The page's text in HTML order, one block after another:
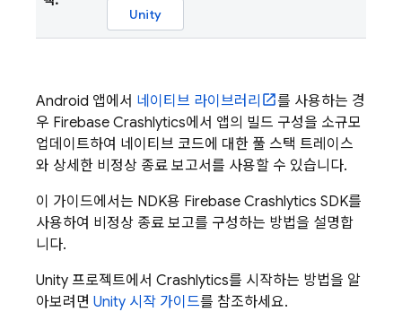
Unity
Android 앱에서 네이티브 라이브러리
를 사용하는 경
우 Firebase Crashlytics에서 앱의 빌드 구성을 소규모
업데이트하여 네이티브 코드에 대한 풀 스택 트레이스
와 상세한 비정상 종료 보고서를 사용할 수 있습니다.
이 가이드에서는 NDK용 Firebase Crashlytics SDK를
사용하여 비정상 종료 보고를 구성하는 방법을 설명합
니다.
Unity 프로젝트에서 Crashlytics를 시작하는 방법을 알
아보려면 Unity 시작 가이드를 참조하세요.